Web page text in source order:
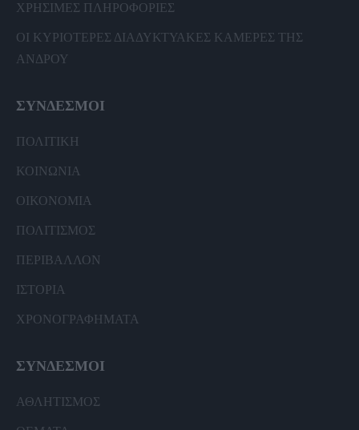
ΧΡΗΣΙΜΕΣ ΠΛΗΡΟΦΟΡΙΕΣ
ΟΙ ΚΥΡΙΟΤΕΡΕΣ ΔΙΑΔΥΚΤΥΑΚΕΣ ΚΑΜΕΡΕΣ ΤΗΣ
ΑΝΔΡΟΥ
ΣΥΝΔΕΣΜΟΙ
ΠΟΛΙΤΙΚΗ
ΚΟΙΝΩΝΙΑ
ΟΙΚΟΝΟΜΙΑ
ΠΟΛΙΤΙΣΜΟΣ
ΠΕΡΙΒΑΛΛΟΝ
ΙΣΤΟΡΙΑ
ΧΡΟΝΟΓΡΑΦΗΜΑΤΑ
ΣΥΝΔΕΣΜΟΙ
ΑΘΛΗΤΙΣΜΟΣ